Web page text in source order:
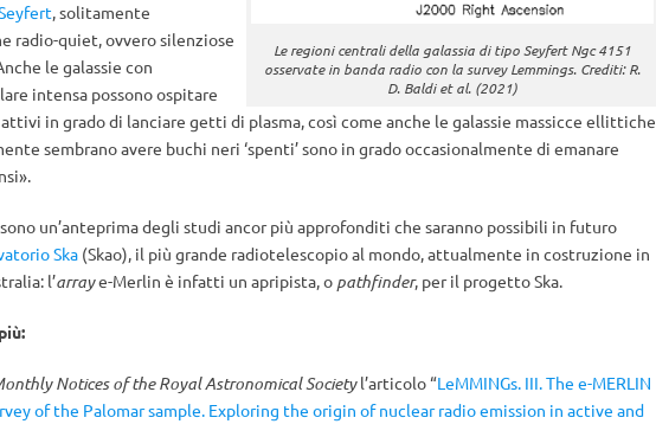
Le regioni centrali della galassia di tipo Seyfert Ngc 4151
osservate in banda radio con la survey Lemmings. Crediti: R.
D. Baldi et al. (2021)
, solitamente
radio-quiet, ovvero silenziose
le galassie con
intensa possono ospitare
in ​​grado di lanciare getti di plasma, così come anche le galassie massicce ellittiche
sembrano avere buchi neri ‘spenti’ sono in grado occasionalmente di emanare
un’anteprima degli studi ancor più approfonditi che saranno possibili in futuro
Ska(Skao), il più grande radiotelescopio al mondo, attualmente in costruzione in
l’arraye-Merlin è infatti un apripista, o pathfinder, per il progetto Ska.
Notices of the Royal Astronomical Societyl’articolo “LeMMINGs. III. The e-MERLIN
of the Palomar sample. Exploring the origin of nuclear radio emission in active and